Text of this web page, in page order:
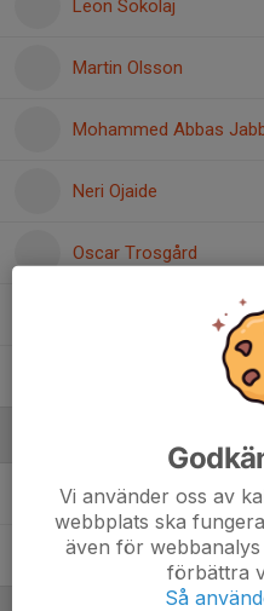
Leon Sokolaj
Martin Olsson
Mohammed Abbas
Neri Ojaide
Oscar Trosgård
Håkan PerssonTränare
Omar RaoufTränare
Vi använder oss av
webbplats ska
även för
förbättra
Så